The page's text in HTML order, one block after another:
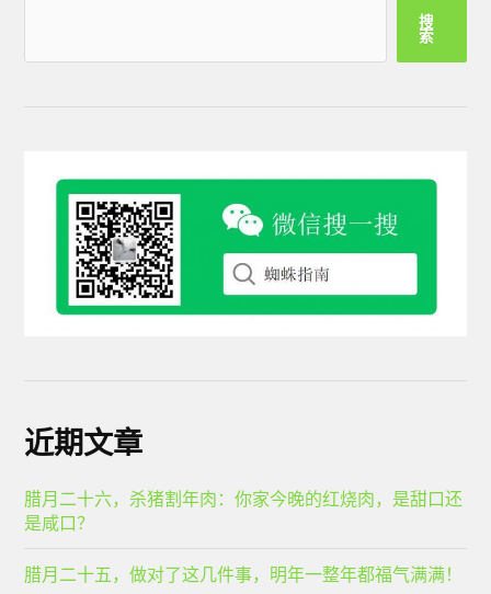
搜
索
近期文章
腊月二十六，杀猪割年肉：你家今晚的红烧肉，是甜口还
是咸口？
腊月二十五，做对了这几件事，明年一整年都福气满满！